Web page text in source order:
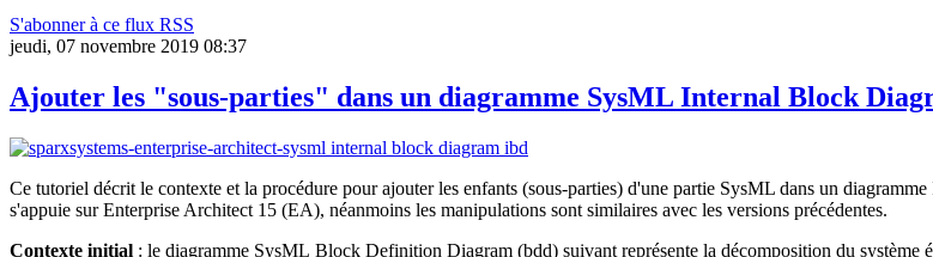
S'abonner à ce flux RSS
jeudi, 07 novembre 2019 08:37
Ajouter les "sous-parties" dans un diagramme SysML Internal Block
Ce tutoriel décrit le contexte et la procédure pour ajouter les enfants (sous-parties) d'une partie SysML dans un
s'appuie sur Enterprise Architect 15 (EA), néanmoins les manipulations sont similaires avec les versions précédentes.
Contexte initial : le diagramme SysML Block Definition Diagram (bdd) suivant représente la décomposition du système